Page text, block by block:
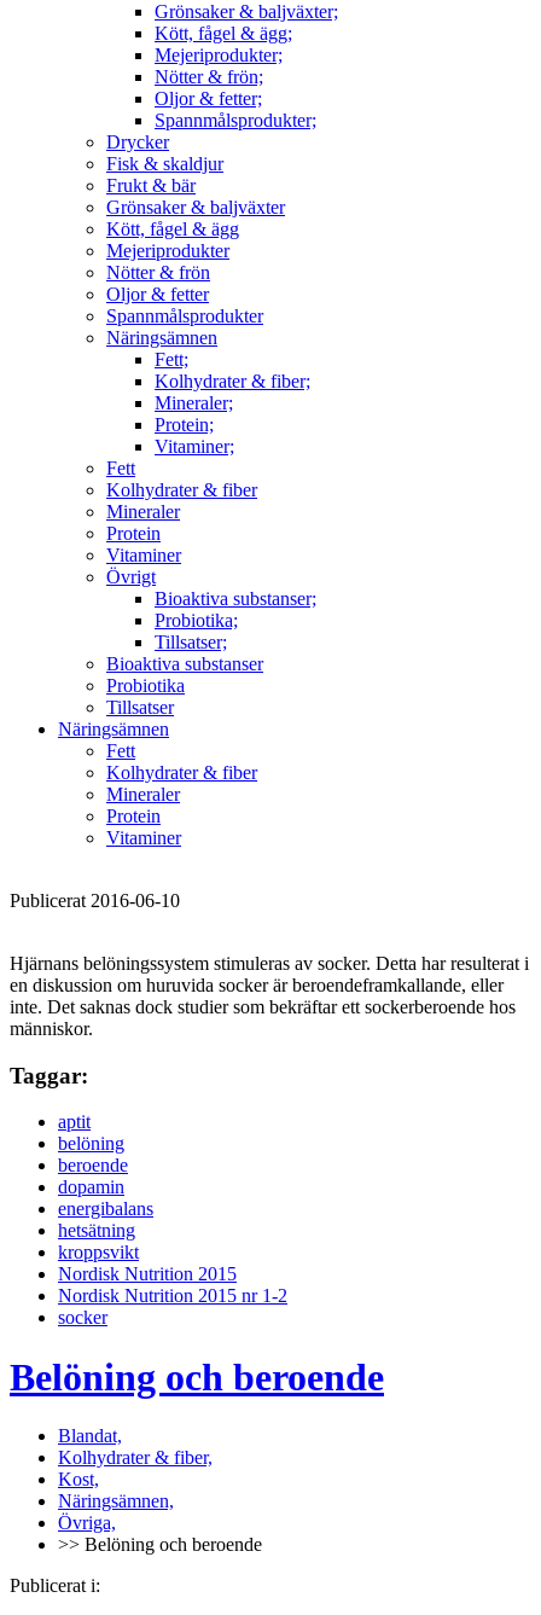
Grönsaker & baljväxter;
Kött, fågel & ägg;
Mejeriprodukter;
Nötter & frön;
Oljor & fetter;
Spannmålsprodukter;
Drycker
Fisk & skaldjur
Frukt & bär
Grönsaker & baljväxter
Kött, fågel & ägg
Mejeriprodukter
Nötter & frön
Oljor & fetter
Spannmålsprodukter
Näringsämnen
Fett;
Kolhydrater & fiber;
Mineraler;
Protein;
Vitaminer;
Fett
Kolhydrater & fiber
Mineraler
Protein
Vitaminer
Övrigt
Bioaktiva substanser;
Probiotika;
Tillsatser;
Bioaktiva substanser
Probiotika
Tillsatser
Näringsämnen
Fett
Kolhydrater & fiber
Mineraler
Protein
Vitaminer
Publicerat 2016-06-10
Hjärnans belöningssystem stimuleras av socker. Detta har resulterat i
en diskussion om huruvida socker är beroendeframkallande, eller
inte. Det saknas dock studier som bekräftar ett sockerberoende hos
människor.
Taggar:
aptit
belöning
beroende
dopamin
energibalans
hetsätning
kroppsvikt
Nordisk Nutrition 2015
Nordisk Nutrition 2015 nr 1-2
socker
Belöning och beroende
Blandat,
Kolhydrater & fiber,
Kost,
Näringsämnen,
Övriga,
>> Belöning och beroende
Publicerat i: